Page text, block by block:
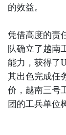
的效益。
凭借高度的责
队确立了越南
能力，获得了
其出色完成任
价，越南三号
团的工兵单位